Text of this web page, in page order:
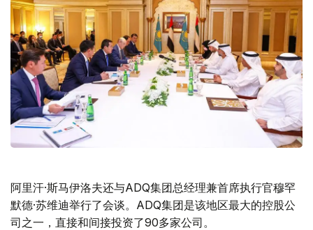
阿里汗·斯马伊洛夫还与ADQ集团总经理兼首席执行官穆罕
默德·苏维迪举行了会谈。ADQ集团是该地区最大的控股公
司之一，直接和间接投资了90多家公司。